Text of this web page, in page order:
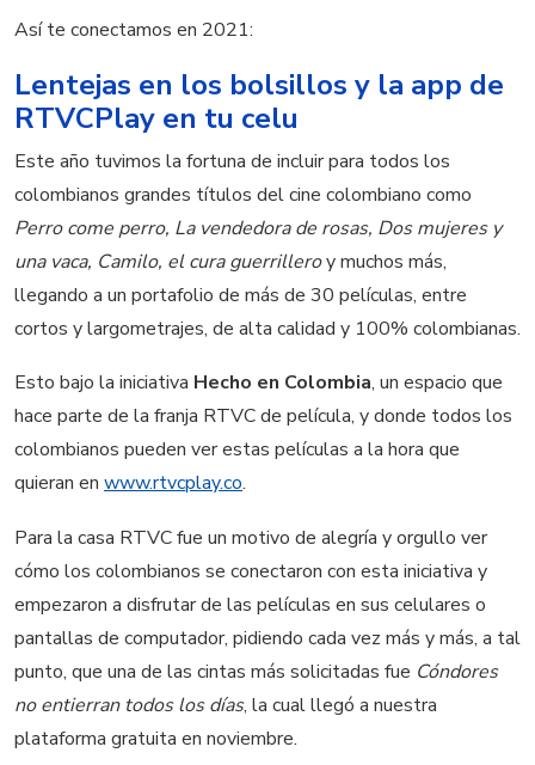
Así te conectamos en 2021:
Lentejas en los bolsillos y la app de
RTVCPlay en tu celu
Este año tuvimos la fortuna de incluir para todos los
colombianos grandes títulos del cine colombiano como
Perro come perro, La vendedora de rosas, Dos mujeres y
una vaca, Camilo, el cura guerrilleroy muchos más,
llegando a un portafolio de más de 30 películas, entre
cortos y largometrajes, de alta calidad y 100% colombianas.
Esto bajo la iniciativa Hecho en Colombia, un espacio que
hace parte de la franja RTVC de película, y donde todos los
colombianos pueden ver estas películas a la hora que
quieran en www.rtvcplay.co.
Para la casa RTVC fue un motivo de alegría y orgullo ver
cómo los colombianos se conectaron con esta iniciativa y
empezaron a disfrutar de las películas en sus celulares o
pantallas de computador, pidiendo cada vez más y más, a tal
punto, que una de las cintas más solicitadas fue Cóndores
no entierran todos los días, la cual llegó a nuestra
plataforma gratuita en noviembre.